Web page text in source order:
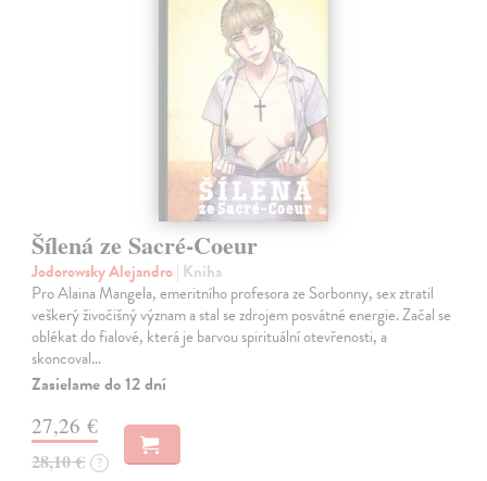
Šílená ze Sacré-Coeur
Jodorowsky Alejandro| Kniha
Pro Alaina Mangela, emeritního profesora ze Sorbonny, sex ztratil
veškerý živočišný význam a stal se zdrojem posvátné energie. Začal se
oblékat do fialové, která je barvou spirituální otevřenosti, a
skoncoval…
Zasielame do 12 dní
27,26 €
28,10 € ?